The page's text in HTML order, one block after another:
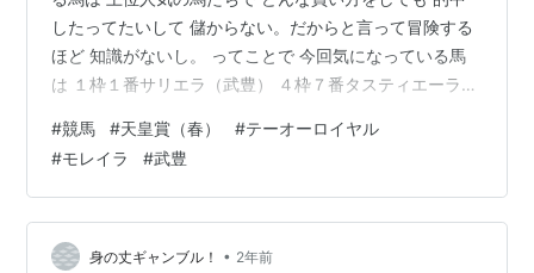
したってたいして 儲からない。だからと言って冒険する
ほど 知識がないし。 ってことで 今回気になっている馬
は １枠１番サリエラ（武豊） ４枠７番タスティエーラ
ーロイヤル 武豊は絶対なんだけど モレイラを買わなかっ
たら後悔したから 今回は外さない。あと ３枠５番ブロー
ザホーン はどうかしら？ ちょっとだけ気になる。 今こ
のブログ書きながらも迷っている でも やっぱり テーオ
ーロイヤルでいこうかな。 そうしよう。 今回は 馬連で
#競馬 #天皇賞（春） #テーオーロイヤル
#モレイラ #武豊
身の丈ギャンブル！ • 2年前